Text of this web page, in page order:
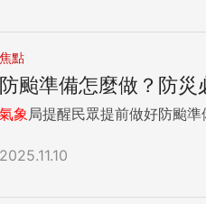
焦點
防颱準備怎麼做？防
氣象 局提醒民眾提前做好防颱
2025.11.10